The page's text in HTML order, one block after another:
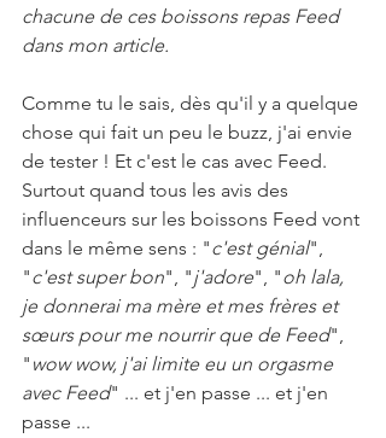
chacune de ces boissons repas Feed
dans mon article.
Comme tu le sais, dès qu'il y a quelque
chose qui fait un peu le buzz, j'ai envie
de tester ! Et c'est le cas avec Feed.
Surtout quand tous les avis des
influenceurs sur les boissons Feed vont
dans le même sens : "c'est génial",
"c'est super bon", "j'adore", "oh lala,
je donnerai ma mère et mes frères et
sœurs pour me nourrir que de Feed",
" wow wow, j'ai limite eu un orgasme
avec Feed" ... et j'en passe ... et j'en
passe ...